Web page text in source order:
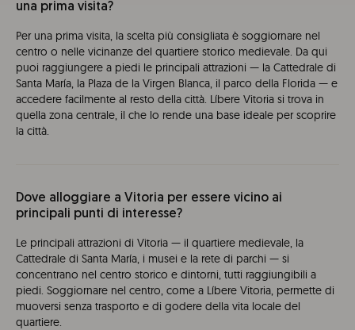
una prima visita?
Per una prima visita, la scelta più consigliata è soggiornare nel
centro o nelle vicinanze del quartiere storico medievale. Da qui
puoi raggiungere a piedi le principali attrazioni — la Cattedrale di
Santa María, la Plaza de la Virgen Blanca, il parco della Florida — e
accedere facilmente al resto della città. Líbere Vitoria si trova in
quella zona centrale, il che lo rende una base ideale per scoprire
la città.
Dove alloggiare a Vitoria per essere vicino ai
principali punti di interesse?
Le principali attrazioni di Vitoria — il quartiere medievale, la
Cattedrale di Santa María, i musei e la rete di parchi — si
concentrano nel centro storico e dintorni, tutti raggiungibili a
piedi. Soggiornare nel centro, come a Líbere Vitoria, permette di
muoversi senza trasporto e di godere della vita locale del
quartiere.